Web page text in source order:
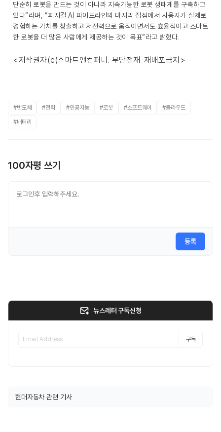
단순히 로봇을 만드는 것이 아니라 지속가능한 로봇 생태계를 구축하고
있다”라며, “피지컬 AI 파이프라인의 마지막 접점에서 사용자가 실제로
경험하는 가치를 창출하고 저전력으로 움직이면서도 효율적이고 스마트
한 로봇을 더 많은 사람에게 제공하는 것이 목표”라고 밝혔다.
<저작권자(c)스마트앤컴퍼니. 무단전재-재배포금지>
#반도체 #전력 #인공지능 #로봇 #소프트웨어 #클라우드
#배터리
100자평 쓰기
등록
뉴스레터 구독신청
구독
현대자동차 관련 기사